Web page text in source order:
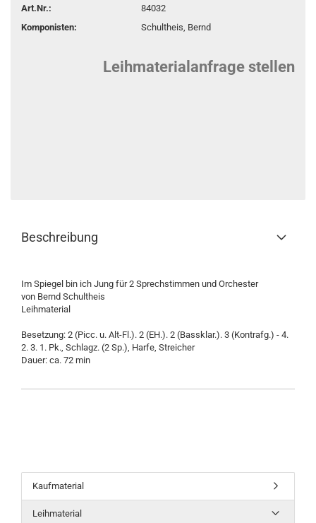
Art.Nr.:
84032
Komponisten:
Schultheis, Bernd
Leihmaterialanfrage stellen
Beschreibung
Im Spiegel bin ich Jung für 2 Sprechstimmen und Orchester
von Bernd Schultheis
Leihmaterial
Besetzung: 2 (Picc. u. Alt-Fl.). 2 (EH.). 2 (Bassklar.). 3 (Kontrafg.) - 4.
2. 3. 1. Pk., Schlagz. (2 Sp.), Harfe, Streicher
Dauer: ca. 72 min
Kaufmaterial
Leihmaterial